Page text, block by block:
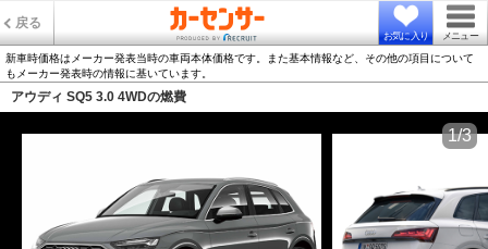
戻る
お気に入り メニュー
新車時価格はメーカー発表当時の車両本体価格です。また基本情報など、その他の項目について
もメーカー発表時の情報に基いています。
アウディ SQ5 3.0 4WDの燃費
1/3